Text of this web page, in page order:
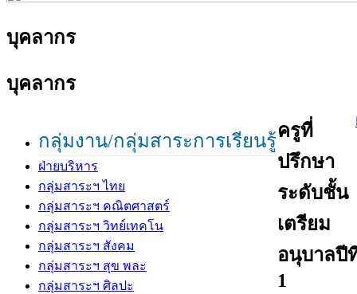
บุคลากร
บุคลากร
กลุ่มงาน/กลุ่มสาระการเรียนรู้
ฝ่ายบริหาร
กลุ่มสาระฯ ไทย
กลุ่มสาระฯ คณิตศาสตร์
กลุ่มสาระฯ วิทย์เทคโน
กลุ่มสาระฯ สังคม
กลุ่มสาระฯ สุข พละ
กลุ่มสาระฯ ศิลปะ
ครูที่
ปรึกษา
ระดับชั้น
เตรียม
อนุบาลปี
1